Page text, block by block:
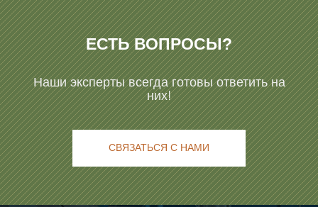
ЕСТЬ ВОПРОСЫ?
Наши эксперты всегда готовы ответить на
них!
СВЯЗАТЬСЯ С НАМИ